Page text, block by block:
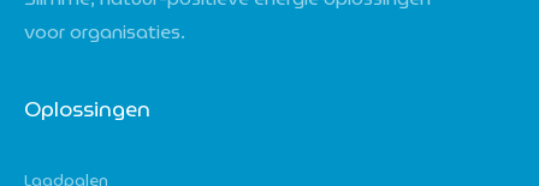
voor organisaties.
Oplossingen
Laadpalen